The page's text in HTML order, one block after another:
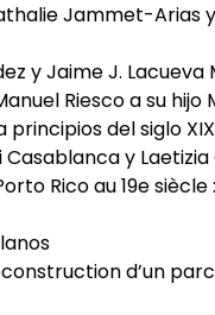
Jammet-Arias
y Jaime J. Lacueva
Riesco a su
del siglo XIX
y
Rico au 19e
d’un